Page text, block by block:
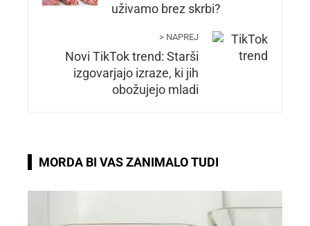
uživamo brez skrbi?
> NAPREJ
Novi TikTok trend: Starši
izgovarjajo izraze, ki jih
obožujejo mladi
MORDA BI VAS ZANIMALO TUDI